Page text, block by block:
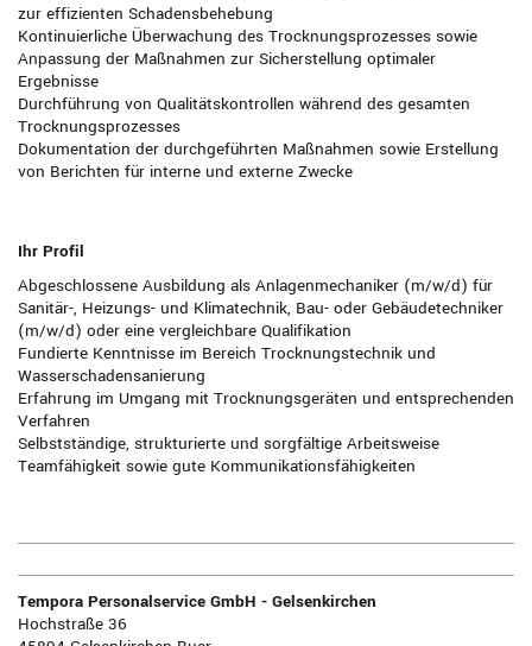
zur effizienten Schadensbehebung
Kontinuierliche Überwachung des Trocknungsprozesses sowie
Anpassung der Maßnahmen zur Sicherstellung optimaler
Ergebnisse
Durchführung von Qualitätskontrollen während des gesamten
Trocknungsprozesses
Dokumentation der durchgeführten Maßnahmen sowie Erstellung
von Berichten für interne und externe Zwecke
Ihr Profil
Abgeschlossene Ausbildung als Anlagenmechaniker (m/w/d) für
Sanitär-, Heizungs- und Klimatechnik, Bau- oder Gebäudetechniker
(m/w/d) oder eine vergleichbare Qualifikation
Fundierte Kenntnisse im Bereich Trocknungstechnik und
Wasserschadensanierung
Erfahrung im Umgang mit Trocknungsgeräten und entsprechenden
Verfahren
Selbstständige, strukturierte und sorgfältige Arbeitsweise
Teamfähigkeit sowie gute Kommunikationsfähigkeiten
Tempora Personalservice GmbH - Gelsenkirchen
Hochstraße 36